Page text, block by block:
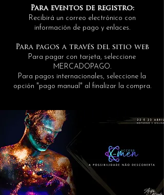
Para eventos de registro:
Recibirá un correo electrónico con
información de pago y enlaces.
Para pagos a través del sitio web
Para pagar con tarjeta, seleccione
MERCADOPAGO.
Para pagos internacionales, seleccione la
opción "pago manual" al finalizar la compra.